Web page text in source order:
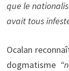
que le
avait tous
Ocalan
dogmatisme